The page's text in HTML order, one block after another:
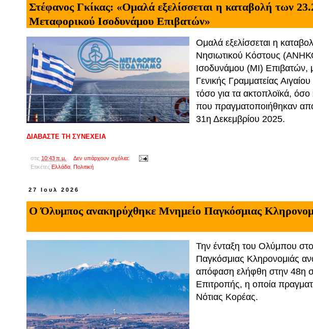
Στέφανος Γκίκας: «Ομαλά εξελίσσεται η καταβολή των
Μεταφορικού Ισοδυνάμου Επιβατών»
Ομαλά εξελίσσεται η
Νησιωτικού Κόστους
Ισοδυνάμου (ΜΙ) Επιβατών,
Γενικής Γραμματείας
τόσο για τα ακτοπλοϊκά, όσο
που πραγματοποιήθηκαν
31η Δεκεμβρίου 2025.
ΔΙΑΒΑΣΤΕ ΤΗ ΣΥΝΕΧΕΙΑ
στις 10:43 π.μ.
Δεν υπάρχουν σχόλια:
Ετικέτες Ελλάδα Πολιτική
27 Ιουλ 2026
Ο Όλυμπος ανακηρύχθηκε Μνημείο Παγκόσμιας
Την ένταξη του Ολύμπου
Παγκόσμιας Κληρονομιάς
απόφαση ελήφθη στην 48η
Επιτροπής, η οποία
Νότιας Κορέας.